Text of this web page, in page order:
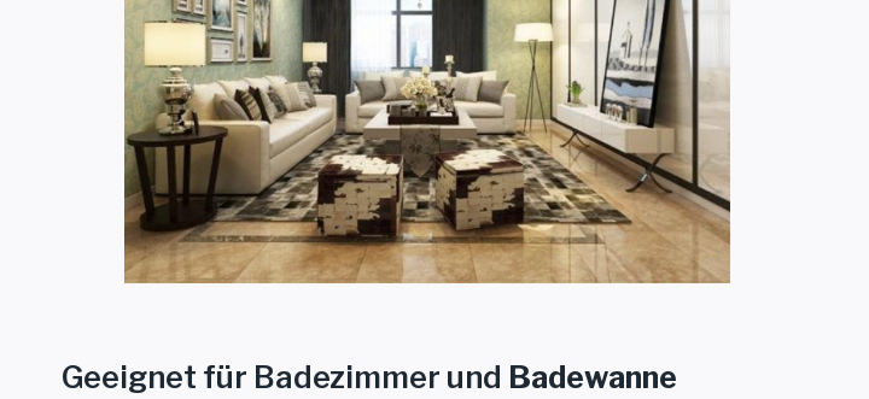
Geeignet für Badezimmer und Badewanne